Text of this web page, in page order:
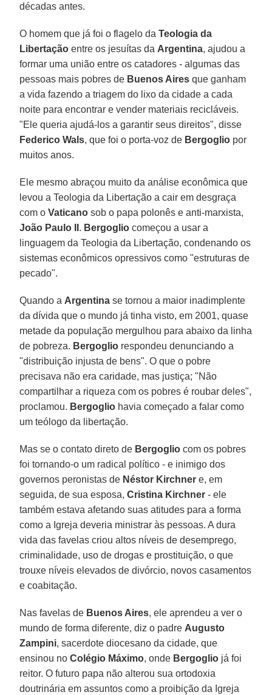
décadas antes.
O homem que já foi o flagelo daTeologia da
Libertação entre os jesuítas da Argentina, ajudou a
formar uma união entre os catadores - algumas das
pessoas mais pobres de Buenos Aires que ganham
a vida fazendo a triagem do lixo da cidade a cada
noite para encontrar e vender materiais recicláveis.
"Ele queria ajudá-los a garantir seus direitos", disse
Federico Wals, que foi o porta-voz de Bergoglio por
muitos anos.
Ele mesmo abraçou muito da análise econômica que
levou a Teologia da Libertação a cair em desgraça
com oVaticano sob o papa polonês e anti-marxista,
João Paulo II . Bergoglio começou a usar a
linguagem da Teologia da Libertação, condenando os
sistemas econômicos opressivos como "estruturas de
pecado".
Quando a Argentina se tornou a maior inadimplente
da dívida que o mundo já tinha visto, em 2001, quase
metade da população mergulhou para abaixo da linha
de pobreza. Bergoglio respondeu denunciando a
"distribuição injusta de bens". O que o pobre
precisava não era caridade, mas justiça; "Não
compartilhar a riqueza com os pobres é roubar deles",
proclamou. Bergoglio havia começado a falar como
um teólogo da libertação.
Mas se o contato direto de Bergoglio com os pobres
foi tornando-o um radical político - e inimigo dos
governos peronistas de Néstor Kirchner e, em
seguida, de sua esposa,Cristina Kirchner - ele
também estava afetando suas atitudes para a forma
como a Igreja deveria ministrar às pessoas. A dura
vida das favelas criou altos níveis de desemprego,
criminalidade, uso de drogas e prostituição, o que
trouxe níveis elevados de divórcio, novos casamentos
e coabitação.
Nas favelas de Buenos Aires, ele aprendeu a ver o
mundo de forma diferente, diz o padre Augusto
Zampini, sacerdote diocesano da cidade, que
ensinou noColégio Máximo, onde Bergoglio já foi
reitor. O futuro papa não alterou sua ortodoxia
doutrinária em assuntos como a proibição da Igreja